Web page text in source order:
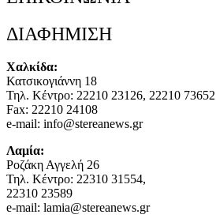
ΔΙΑΦΗΜΙΣΗ
Χαλκίδα:
Κατσικογιάννη 18
Τηλ. Κέντρο: 22210 23126, 22210 73652
Fax: 22210 24108
e-mail: info@stereanews.gr
Λαμία:
Ροζάκη Αγγελή 26
Τηλ. Κέντρο: 22310 31554,
22310 23589
e-mail: lamia@stereanews.gr